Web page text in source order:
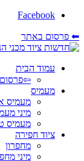
Facebook
⬅ פרסום באתר
עמוד הבית
מעמיס
מעמיס
מיני
מעמיס
ציוד חפירה
מחפרון
מיני